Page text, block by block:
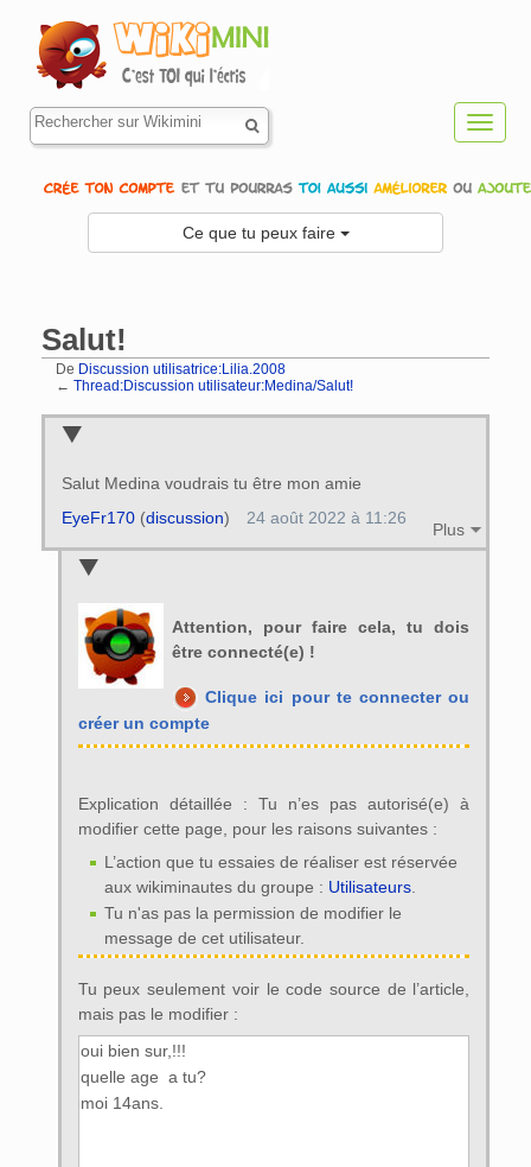
Ce que tu peux faire
Salut!
De Discussion utilisatrice:Lilia.2008
← Thread:Discussion utilisateur:Medina/Salut!
Salut Medina voudrais tu être mon amie
Plus
EyeFr170(discussion) 24 août 2022 à 11:26
Attention, pour faire cela, tu dois
être connecté(e) !
Clique ici pour te connecter ou
créer un compte
Explication détaillée : Tu n’es pas autorisé(e) à
modifier cette page, pour les raisons suivantes :
L’action que tu essaies de réaliser est réservée
aux wikiminautes du groupe : Utilisateurs
Tu n'as pas la permission de modifier le
message de cet utilisateur.
Tu peux seulement voir le code source de l’article,
mais pas le modifier :